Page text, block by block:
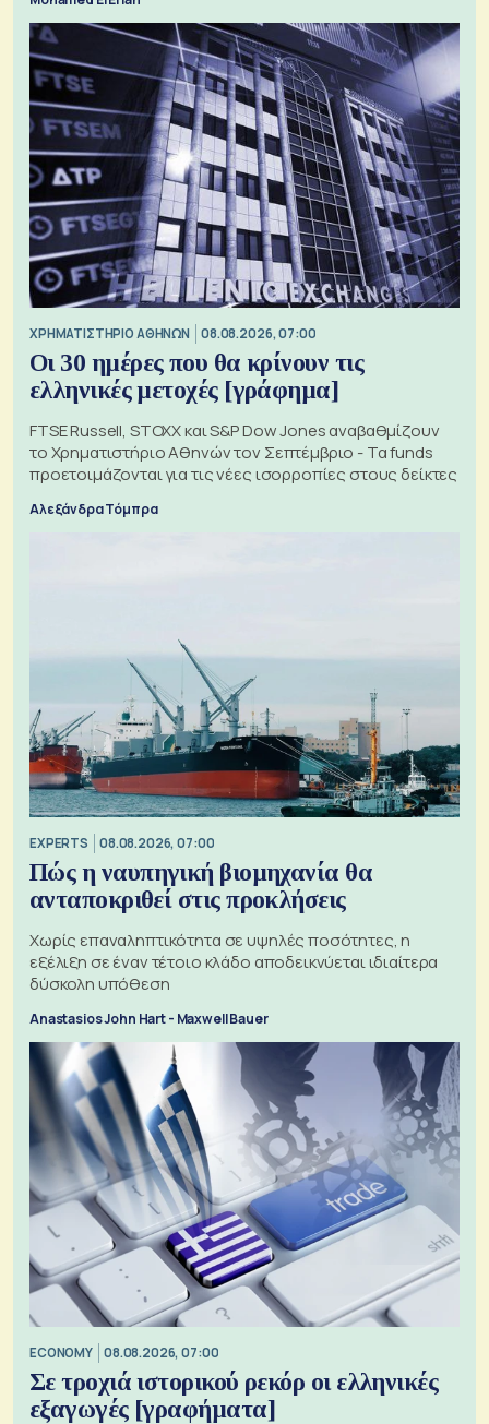
XΡΗΜΑΤΙΣΤΗΡΙΟ ΑΘΗΝΩΝ 08.08.2026, 07:00
Οι 30 ημέρες που θα κρίνουν τις
ελληνικές μετοχές [γράφημα]
FTSE Russell, STOXX και S&P Dow Jones αναβαθμίζουν
το Χρηματιστήριο Αθηνών τον Σεπτέμβριο - Τα funds
προετοιμάζονται για τις νέες ισορροπίες στους δείκτες
Αλεξάνδρα Τόμπρα
EXPERTS 08.08.2026, 07:00
Πώς η ναυπηγική βιομηχανία θα
ανταποκριθεί στις προκλήσεις
Χωρίς επαναληπτικότητα σε υψηλές ποσότητες, η
εξέλιξη σε έναν τέτοιο κλάδο αποδεικνύεται ιδιαίτερα
δύσκολη υπόθεση
Anastasios John Hart - Maxwell Bauer
ECONOMY 08.08.2026, 07:00
Σε τροχιά ιστορικού ρεκόρ οι ελληνικές
εξαγωγές [γραφήματα]